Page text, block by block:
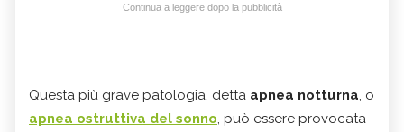
Continua a leggere dopo la pubblicità
Questa più grave patologia, detta apnea notturna, o
apnea ostruttiva del sonno, può essere provocata